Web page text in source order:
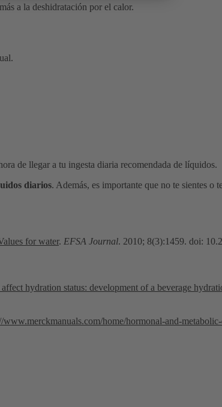
a la deshidratación por el calor.
de llegar a tu ingesta diaria recomendada de líquidos.
diarios. Además, es importante que no te sientes o
for water. EFSA Journal. 2010; 8(3):1459. doi:
hydration status: development of a beverage
www.merckmanuals.com/home/hormonal-and-